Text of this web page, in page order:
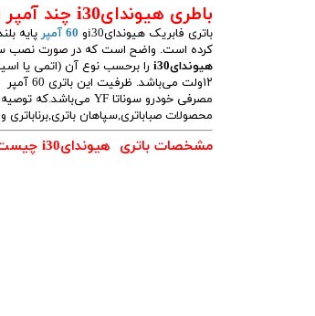
باطری هیوندایi30 چند آمپر است؟ عمر آن چقدر است؟
باتری فابریک هیوندایi30و 60 آمپر
کرده است. واضح است که در صورت نصب
هیوندایi30
۱۲ولت
محصولات صباباتری,سپاهان
مشخصات باتری هیوندایi30 چیست ؟